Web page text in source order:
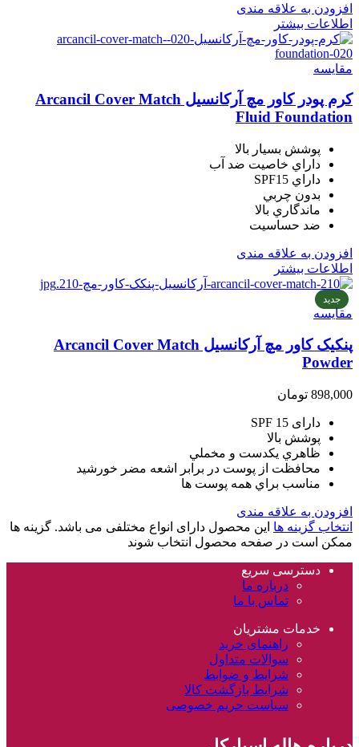
افزودن به علاقه مندی
اطلاعات بیشتر
مقایسه
کرم پودر کاور مچ آرکانسیل Arcancil Cover Match
Fluid Foundation
پوشش بسيار بالا
داراي خاصيت ضد آب
داراي SPF15
بدون چربي
ماندگاري بالا
ضد حساسيت
افزودن به علاقه مندی
اطلاعات بیشتر
جدید
مقایسه
پنکیک کاور مچ آرکانسیل Arcancil Cover Match
Powder
898,000 تومان
دارای SPF 15
پوشش بالا
ظاهري يکدست و مخملي
محافظت از پوست در برابر اشعه مضر خورشيد
مناسب براي همه پوست ها
افزودن به علاقه مندی
انتخاب گزینه ها این محصول دارای انواع مختلفی می باشد. گزینه ها
ممکن است در صفحه محصول انتخاب شوند
دسترسی سریع
درباره ما
تماس با ما
خدمات مشتریان
راهنمای خرید
سوالات متداول
شرایط و ضوابط
شرایط بازگشت کالا
سیاست حریم خصوصی